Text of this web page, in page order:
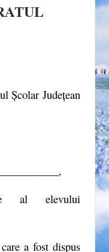
Județean
al elevului
a fost dispus